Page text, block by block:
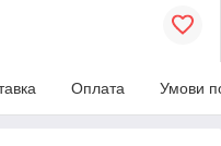
Оплата Умови